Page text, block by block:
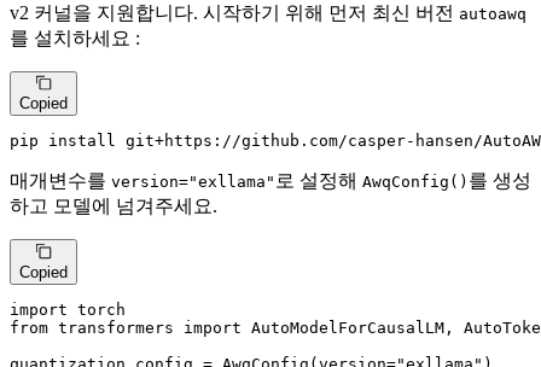
v2 커널을 지원합니다. 시작하기 위해 먼저 최신 버전 autoawq
를 설치하세요 :
Copied
pip install git+https://github.com/casper-hansen/
매개변수를 version="exllama" 로 설정해 AwqConfig() 를 생성
하고 모델에 넘겨주세요.
Copied
import
from transformers import AutoModelForCausalLM,